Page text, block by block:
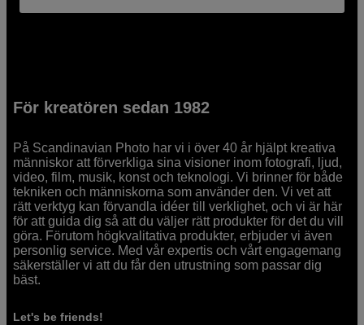
För kreatören sedan 1982
På Scandinavian Photo har vi i över 40 år hjälpt kreativa
människor att förverkliga sina visioner inom fotografi, ljud,
video, film, musik, konst och teknologi. Vi brinner för både
tekniken och människorna som använder den. Vi vet att
rätt verktyg kan förvandla idéer till verklighet, och vi är här
för att guida dig så att du väljer rätt produkter för det du vill
göra. Förutom högkvalitativa produkter, erbjuder vi även
personlig service. Med vår expertis och vårt engagemang
säkerställer vi att du får den utrustning som passar dig
bäst.
Let's be friends!